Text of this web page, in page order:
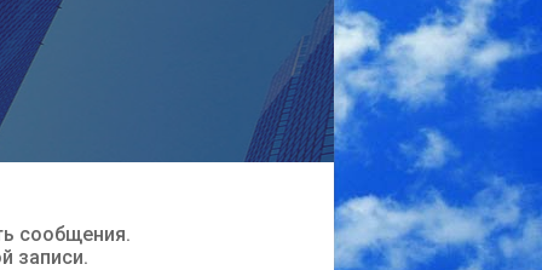
сообщения.
записи.